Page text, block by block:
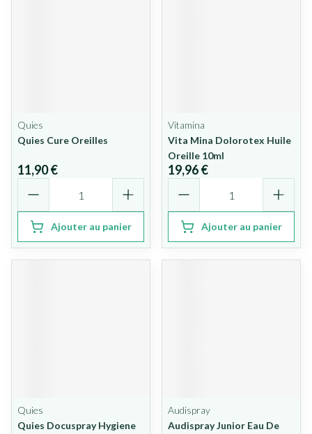
Quies
Quies Cure Oreilles
11,90 €
Ajouter au panier
Vitamina
Vita Mina Dolorotex Huile
Oreille 10ml
19,96 €
Ajouter au panier
Quies
Quies Docuspray Hygiene
Audispray
Audispray Junior Eau De